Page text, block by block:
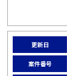
更新日
案件番号